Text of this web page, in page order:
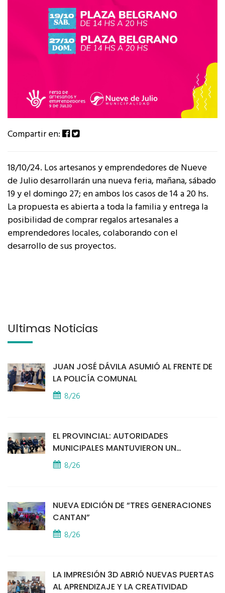
Compartir en:
18/10/24. Los artesanos y emprendedores de Nueve
de Julio desarrollarán una nueva feria, mañana, sábado
19 y el domingo 27; en ambos los casos de 14 a 20 hs.
La propuesta es abierta a toda la familia y entrega la
posibilidad de comprar regalos artesanales a
emprendedores locales, colaborando con el
desarrollo de sus proyectos.
Últimas Noticias
JUAN JOSÉ DÁVILA ASUMIÓ AL FRENTE DE
LA POLICÍA COMUNAL
8/26
EL PROVINCIAL: AUTORIDADES
MUNICIPALES MANTUVIERON UN
ENCUENTRO CON VECINOS POR LA
SEGURIDAD
8/26
NUEVA EDICIÓN DE “TRES GENERACIONES
CANTAN”
8/26
LA IMPRESIÓN 3D ABRIÓ NUEVAS PUERTAS
AL APRENDIZAJE Y LA CREATIVIDAD